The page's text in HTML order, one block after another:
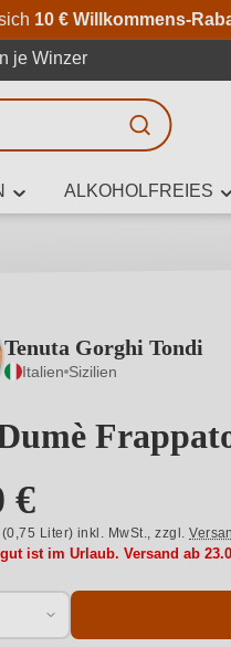
springen
springen
10 € Willkommens-
je Winzer
ALKOHOLFREIES
Tenuta Gorghi Tondi
Italien Sizilien
€
Liter) inkl. MwSt.,zzgl.
ist im Urlaub. Versand ab
Erweiterte
Anlass, Weinnamen,
Kriterien.